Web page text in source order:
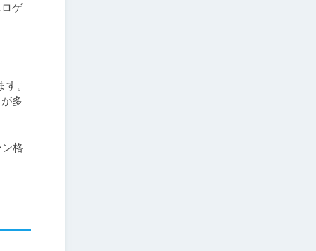
ゲ
。
多
格